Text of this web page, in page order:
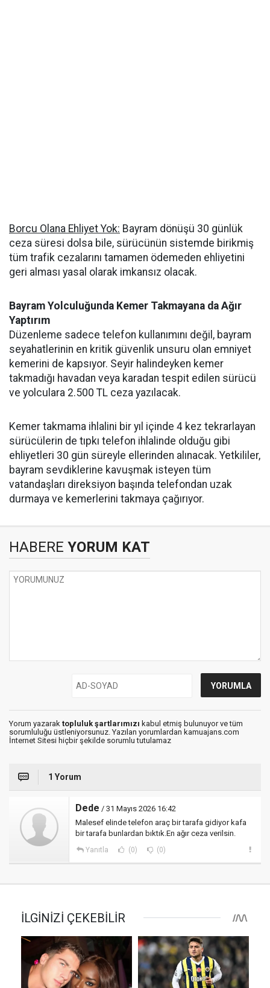
Borcu Olana Ehliyet Yok: Bayram dönüşü 30 günlük
ceza süresi dolsa bile, sürücünün sistemde birikmiş
tüm trafik cezalarını tamamen ödemeden ehliyetini
geri alması yasal olarak imkansız olacak.
Bayram Yolculuğunda Kemer Takmayana da Ağır
Yaptırım
Düzenleme sadece telefon kullanımını değil, bayram
seyahatlerinin en kritik güvenlik unsuru olan emniyet
kemerini de kapsıyor. Seyir halindeyken kemer
takmadığı havadan veya karadan tespit edilen sürücü
ve yolculara 2.500 TL ceza yazılacak.
Kemer takmama ihlalini bir yıl içinde 4 kez tekrarlayan
sürücülerin de tıpkı telefon ihlalinde olduğu gibi
ehliyetleri 30 gün süreyle ellerinden alınacak. Yetkililer,
bayram sevdiklerine kavuşmak isteyen tüm
vatandaşları direksiyon başında telefondan uzak
durmaya ve kemerlerini takmaya çağırıyor.
HABERE YORUM KAT
Yorum yazarak topluluk şartlarımızı kabul etmiş bulunuyor ve tüm
sorumluluğu üstleniyorsunuz. Yazılan yorumlardan kamuajans.com
İnternet Sitesi hiçbir şekilde sorumlu tutulamaz
1 Yorum
Dede / 31 Mayıs 2026 16:42
Malesef elinde telefon araç bir tarafa gidiyor kafa
bir tarafa bunlardan bıktık.En ağır ceza verilsin.
Yanıtla (0) (0)